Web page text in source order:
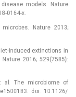
models. Nature
0164-x.
Nature 2013;
induced extinctions in
2016; 529(7585):
al. The microbio­me of
doi: 10.1126/